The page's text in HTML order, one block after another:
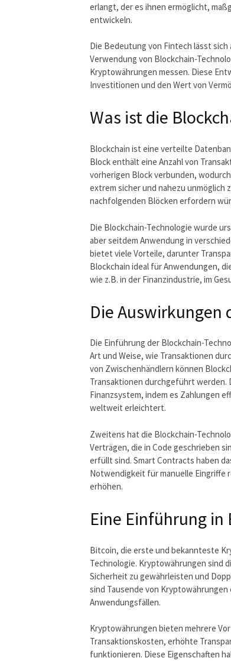
erlangt, der es ihnen ermöglicht,
entwickeln.
Die Bedeutung von Fintech lässt
Verwendung von Blockchain-
Kryptowährungen messen. Diese
Investitionen und den Wert von
Was ist die
Blockchain ist eine verteilte
Block enthält eine Anzahl von
vorherigen Block verbunden,
extrem sicher und nahezu unmöglich
nachfolgenden Blöcken erfordern
Die Blockchain-Technologie wurde
aber seitdem Anwendung in
bietet viele Vorteile, darunter
Blockchain ideal für Anwendungen,
wie z.B. in der Finanzindustrie, im
Die
Die Einführung der Blockchain-
Art und Weise, wie Transaktionen
von Zwischenhändlern können
Transaktionen durchgeführt werden.
Finanzsystem, indem es Zahlungen
weltweit erleichtert.
Zweitens hat die Blockchain-
Verträgen, die in Code geschrieben
erfüllt sind. Smart Contracts haben
Notwendigkeit für manuelle Eingriffe
erhöhen.
Eine Einführung
Bitcoin, die erste und bekannteste
Technologie. Kryptowährungen sind
Sicherheit zu gewährleisten und
sind Tausende von
Anwendungsfällen.
Kryptowährungen bieten mehrere
Transaktionskosten, erhöhte
funktionieren. Diese Eigenschaften